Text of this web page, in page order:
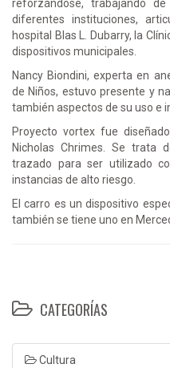
reforzándose, trabajando
diferentes instituciones,
hospital Blas L. Dubarry, la
dispositivos municipales.
Nancy Biondini, experta en
de Niños, estuvo presente y
también aspectos de su uso e
Proyecto vortex fue
Nicholas Chrimes. Se trata
trazado para ser utilizado
instancias de alto riesgo.
El carro es un dispositivo
también se tiene uno en
CATEGORÍAS
Cultura